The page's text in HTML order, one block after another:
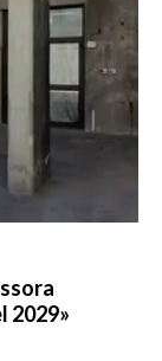
2029»